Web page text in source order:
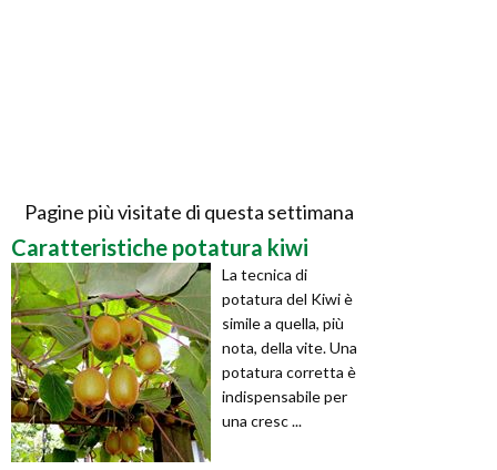
Pagine più visitate di questa settimana
Caratteristiche potatura kiwi
La tecnica di
potatura del Kiwi è
simile a quella, più
nota, della vite. Una
potatura corretta è
indispensabile per
una cresc ...